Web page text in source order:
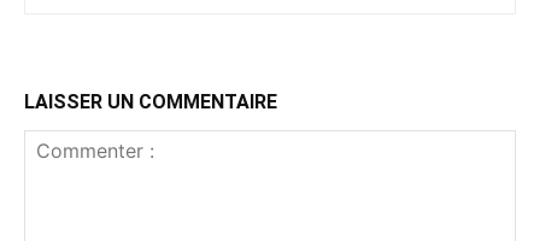
LAISSER UN COMMENTAIRE